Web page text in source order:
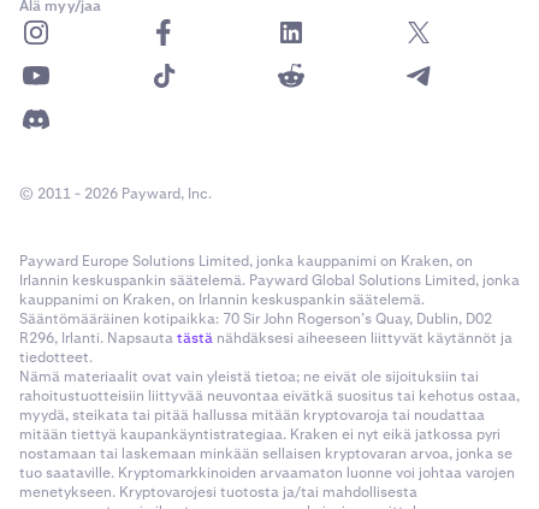
Älä myy/jaa
© 2011 - 2026 Payward, Inc.
Payward Europe Solutions Limited, jonka kauppanimi on Kraken, on
Irlannin keskuspankin säätelemä. Payward Global Solutions Limited, jonka
kauppanimi on Kraken, on Irlannin keskuspankin säätelemä.
Sääntömääräinen kotipaikka: 70 Sir John Rogerson’s Quay, Dublin, D02
R296, Irlanti. Napsautatästä nähdäksesi aiheeseen liittyvät käytännöt ja
tiedotteet.
Nämä materiaalit ovat vain yleistä tietoa; ne eivät ole sijoituksiin tai
rahoitustuotteisiin liittyvää neuvontaa eivätkä suositus tai kehotus ostaa,
myydä, steikata tai pitää hallussa mitään kryptovaroja tai noudattaa
mitään tiettyä kaupankäyntistrategiaa. Kraken ei nyt eikä jatkossa pyri
nostamaan tai laskemaan minkään sellaisen kryptovaran arvoa, jonka se
tuo saataville. Kryptomarkkinoiden arvaamaton luonne voi johtaa varojen
menetykseen. Kryptovarojesi tuotosta ja/tai mahdollisesta